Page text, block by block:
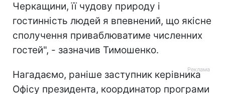
Черкащини, її чудову природу і
гостинність людей я впевнений, що якісне
сполучення приваблюватиме численних
гостей", - зазначив Тимошенко.
Нагадаємо, раніше заступник керівника
Офісу президента, координатор програми